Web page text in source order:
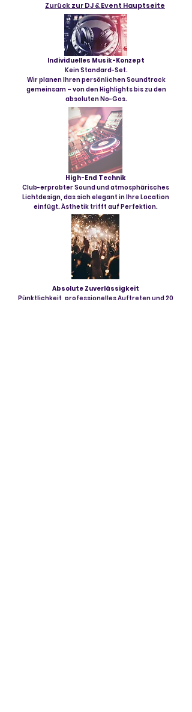
Zurück zur DJ & Event Hauptseite
Individuelles Musik-Konzept
Kein Standard-Set.
Wir planen Ihren persönlichen Soundtrack
gemeinsam – von den Highlights bis zu den
absoluten No-Gos.
High-End Technik
Club-erprobter Sound und atmosphärisches
Lichtdesign, das sich elegant in Ihre Location
einfügt. Ästhetik trifft auf Perfektion.
Absolute Zuverlässigkeit
Pünktlichkeit, professionelles Auftreten und 20